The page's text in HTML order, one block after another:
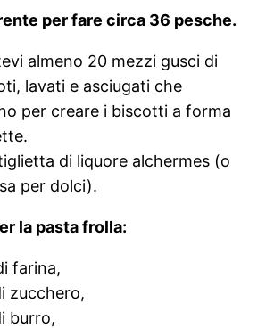
per fare circa 36 pesche.
almeno 20 mezzi gusci di
lavati e asciugati che
per creare i biscotti a forma
di liquore alchermes (o
per dolci).
la pasta frolla:
farina,
zucchero,
burro,